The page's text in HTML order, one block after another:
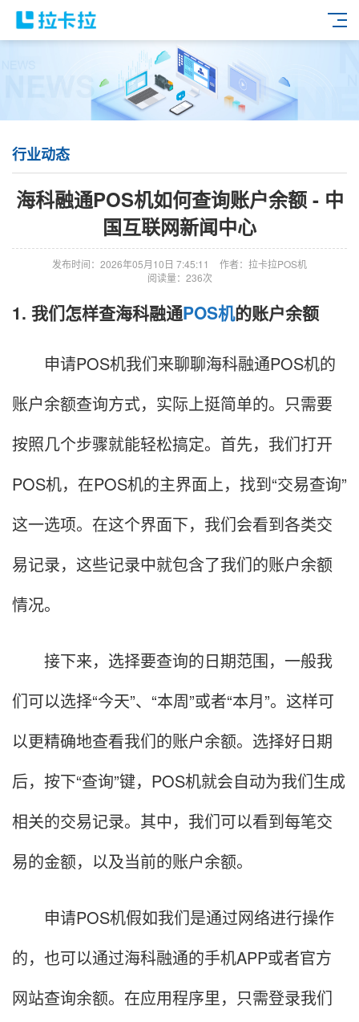
行业动态
海科融通POS机如何查询账户余额 - 中
国互联网新闻中心
发布时间：2026年05月10日 7:45:11
作者：拉卡拉POS机
阅读量：236次
1. 我们怎样查海科融通POS机的账户余额
申请POS机我们来聊聊海科融通POS机的
账户余额查询方式，实际上挺简单的。只需要
按照几个步骤就能轻松搞定。首先，我们打开
POS机，在POS机的主界面上，找到“交易查询”
这一选项。在这个界面下，我们会看到各类交
易记录，这些记录中就包含了我们的账户余额
情况。
接下来，选择要查询的日期范围，一般我
们可以选择“今天”、“本周”或者“本月”。这样可
以更精确地查看我们的账户余额。选择好日期
后，按下“查询”键，POS机就会自动为我们生成
相关的交易记录。其中，我们可以看到每笔交
易的金额，以及当前的账户余额。
申请POS机假如我们是通过网络进行操作
的，也可以通过海科融通的手机APP或者官方
网站查询余额。在应用程序里，只需登录我们